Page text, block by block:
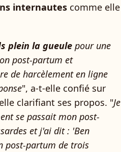
internautes comme elle
plein la gueule pour une
post-partum et
de harcèlement en ligne
", a-t-elle confié sur
clarifiant ses propos. "Je
se passait mon post-
et j'ai dit : 'Ben
post-partum de trois